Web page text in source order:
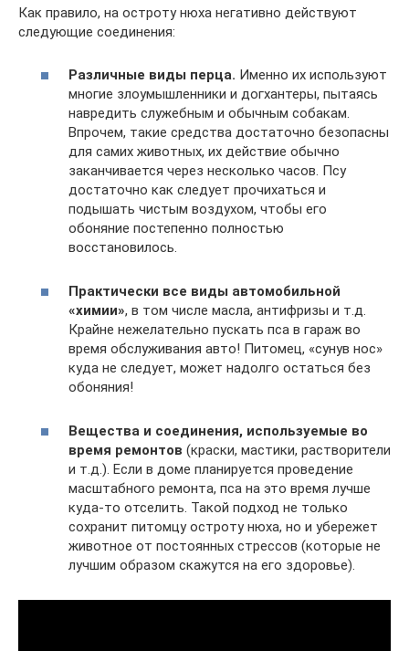
Как правило, на остроту нюха негативно действуют
следующие соединения:
Различные виды перца. Именно их используют
многие злоумышленники и догхантеры, пытаясь
навредить служебным и обычным собакам.
Впрочем, такие средства достаточно безопасны
для самих животных, их действие обычно
заканчивается через несколько часов. Псу
достаточно как следует прочихаться и
подышать чистым воздухом, чтобы его
обоняние постепенно полностью
восстановилось.
Практически все виды автомобильной
«химии», в том числе масла, антифризы и т.д.
Крайне нежелательно пускать пса в гараж во
время обслуживания авто! Питомец, «сунув нос»
куда не следует, может надолго остаться без
обоняния!
Вещества и соединения, используемые во
время ремонтов (краски, мастики, растворители
и т.д.). Если в доме планируется проведение
масштабного ремонта, пса на это время лучше
куда-то отселить. Такой подход не только
сохранит питомцу остроту нюха, но и убережет
животное от постоянных стрессов (которые не
лучшим образом скажутся на его здоровье).